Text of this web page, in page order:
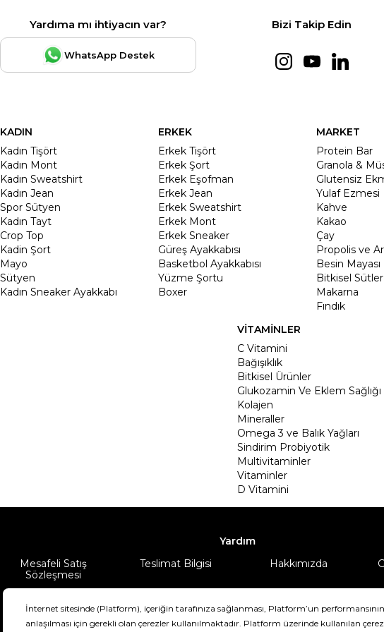
Yardıma mı ihtiyacın var?
WhatsApp Destek
Bizi Takip Edin
KADIN
Kadın Tişört
Kadın Mont
Kadın Sweatshirt
Kadın Jean
Spor Sütyen
Kadın Tayt
Crop Top
Kadin Şort
Mayo
Sütyen
Kadın Sneaker Ayakkabı
ERKEK
Erkek Tişört
Erkek Şort
Erkek Eşofman
Erkek Jean
Erkek Sweatshirt
Erkek Mont
Erkek Sneaker
Güreş Ayakkabısı
Basketbol Ayakkabısı
Yüzme Şortu
Boxer
MARKET
Protein Bar
Granola &
Glutensiz
Yulaf Ezmesi
Kahve
Kakao
Çay
Propolis ve
Besin Mayası
Bitkisel Sütler
Makarna
Fındık
VİTAMİNLER
C Vitamini
Bağışıklık
Bitkisel Ürünler
Glukozamin Ve Eklem Sağlığı
Kolajen
Mineraller
Omega 3 ve Balık Yağları
Sindirim Probiyotik
Multivitaminler
Vitaminler
D Vitamini
Yardım
Mesafeli Satış
Sözleşmesi
Teslimat Bilgisi Hakkımızda